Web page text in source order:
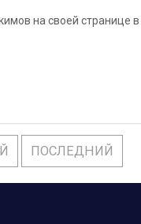
на своей странице
ПОСЛЕДНИЙ